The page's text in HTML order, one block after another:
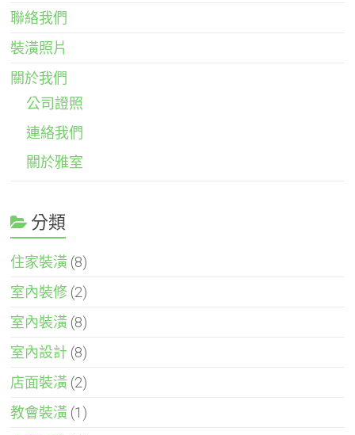
聯絡我們
裝潢照片
關於我們
公司證照
連絡我們
關於雅室
分類
住家裝潢 (8)
室內裝修 (2)
室內裝潢 (8)
室內設計 (8)
店面裝潢 (2)
教會裝潢 (1)